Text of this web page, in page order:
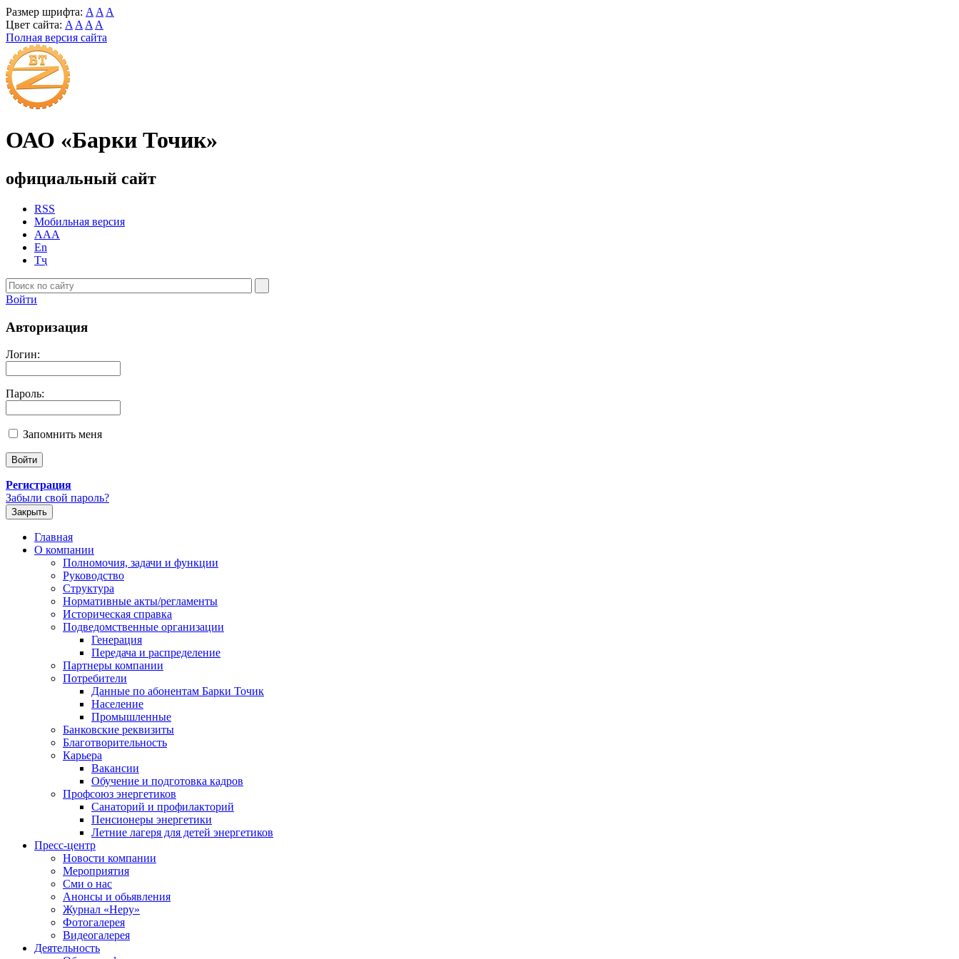
Размер шрифта: A A A
Цвет сайта: A A A A
Полная версия сайта
ОАО «Барки Точик»
официальный сайт
RSS
Мобильная версия
AAA
En
Тҷ
Войти
Авторизация
Логин:
Пароль:
Запомнить меня
Регистрация
Забыли свой пароль?
Закрыть
Главная
О компании
Полномочия, задачи и функции
Руководство
Структура
Нормативные акты/регламенты
Историческая справка
Подведомственные организации
Генерация
Передача и распределение
Партнеры компании
Потребители
Данные по абонентам Барки Точик
Население
Промышленные
Банковские реквизиты
Благотворительность
Карьера
Вакансии
Обучение и подготовка кадров
Профсоюз энергетиков
Санаторий и профилакторий
Пенсионеры энергетики
Летние лагеря для детей энергетиков
Пресс-центр
Новости компании
Мероприятия
Сми о нас
Анонсы и обьявления
Журнал «Неру»
Фотогалерея
Видеогалерея
Деятельность